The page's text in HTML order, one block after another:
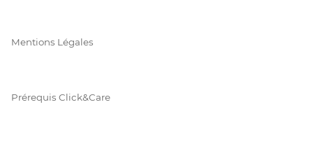
Mentions Légales
Prérequis Click&Care